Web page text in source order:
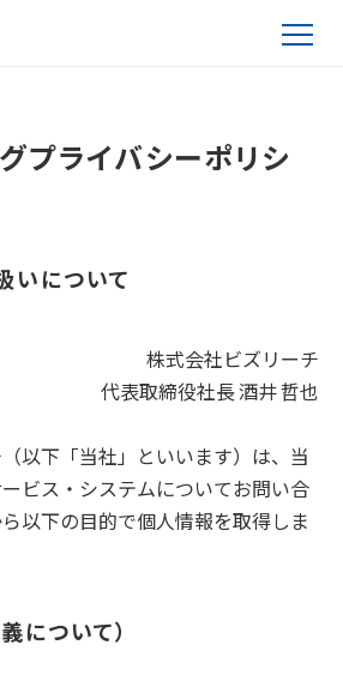
プライバシーポリシ
いについて
株式会社ビズリーチ
代表取締役社長 酒井 哲也
以下「当社」といいます）は、当
ビス・システムについてお問い合
以下の目的で個人情報を取得しま
について